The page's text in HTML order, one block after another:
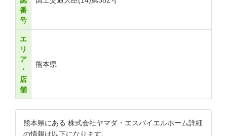
番
号
エ
リ
ア
・
店
舗
熊本県
熊本県にある 株式会社ヤマダ・エスバイエルホーム詳細
の情報は以下になります。